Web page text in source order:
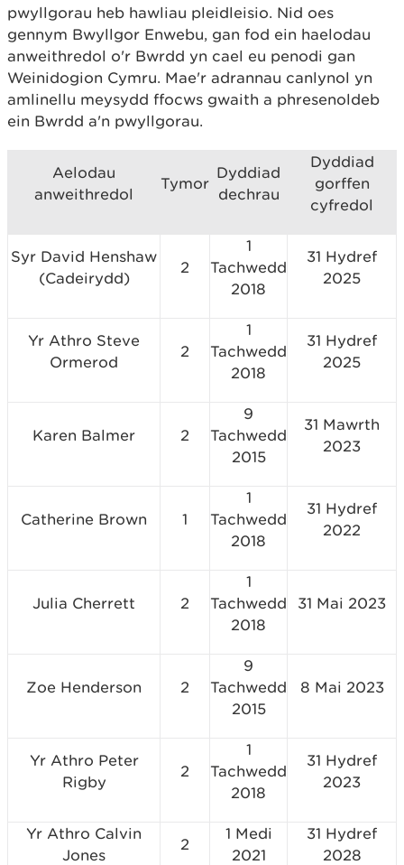
pwyllgorau heb hawliau pleidleisio. Nid oes
gennym Bwyllgor Enwebu, gan fod ein haelodau
anweithredol o'r Bwrdd yn cael eu penodi gan
Weinidogion Cymru. Mae'r adrannau canlynol yn
amlinellu meysydd ffocws gwaith a phresenoldeb
ein Bwrdd a'n pwyllgorau.
Aelodau
anweithredol
Tymor
Dyddiad
dechrau
Dyddiad
gorffen
cyfredol
Syr David Henshaw
(Cadeirydd)
2
1
Tachwedd
2018
31 Hydref
2025
Yr Athro Steve
Ormerod
2
1
Tachwedd
2018
31 Hydref
2025
Karen Balmer 2
9
Tachwedd
2015
31 Mawrth
2023
Catherine Brown 1
1
Tachwedd
2018
31 Hydref
2022
Julia Cherrett 2
1
Tachwedd
2018
31 Mai 2023
Zoe Henderson 2
9
Tachwedd
2015
8 Mai 2023
Yr Athro Peter
Rigby
2
1
Tachwedd
2018
31 Hydref
2023
Yr Athro Calvin
Jones
2
1 Medi
2021
31 Hydref
2028